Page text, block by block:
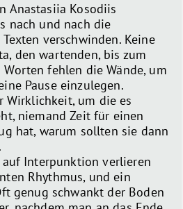
Anastasiia Kosodiis
nach und nach die
verschwinden. Keine
den wartenden, bis zum
fehlen die Wände, um
Pause einzulegen.
Wirklichkeit, um die es
niemand Zeit für einen
hat, warum sollten sie dann
auf Interpunktion verlieren
Rhythmus, und ein
genug schwankt der Boden